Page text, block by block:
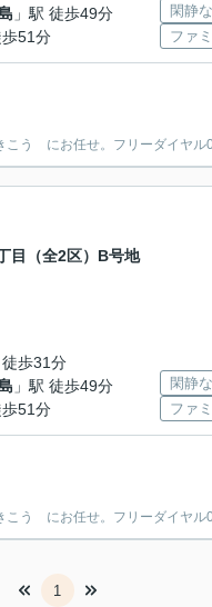
」駅 徒歩49分
歩51分
閑静
ファ
にお任せ。フリーダイヤル
目（全2区）B号地
徒歩31分
」駅 徒歩49分
歩51分
閑静
ファ
にお任せ。フリーダイヤル
1